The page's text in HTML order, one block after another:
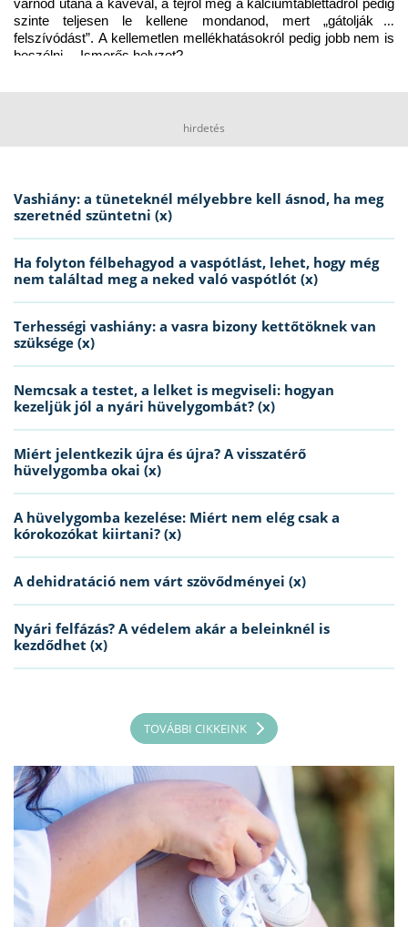
várnod utána a kávéval, a tejről meg a kalciumtablettádról pedig
szinte teljesen le kellene mondanod, mert „gátolják a
felszívódást”. A kellemetlen mellékhatásokról pedig jobb nem is
beszélni… Ismerős helyzet?
hirdetés
Vashiány: a tüneteknél mélyebbre kell ásnod, ha meg
szeretnéd szüntetni (x)
Ha folyton félbehagyod a vaspótlást, lehet, hogy még
nem találtad meg a neked való vaspótlót (x)
Terhességi vashiány: a vasra bizony kettőtöknek van
szüksége (x)
Nemcsak a testet, a lelket is megviseli: hogyan
kezeljük jól a nyári hüvelygombát? (x)
Miért jelentkezik újra és újra? A visszatérő
hüvelygomba okai (x)
A hüvelygomba kezelése: Miért nem elég csak a
kórokozókat kiirtani? (x)
A dehidratáció nem várt szövődményei (x)
Nyári felfázás? A védelem akár a beleinknél is
kezdődhet (x)
TOVÁBBI CIKKEINK